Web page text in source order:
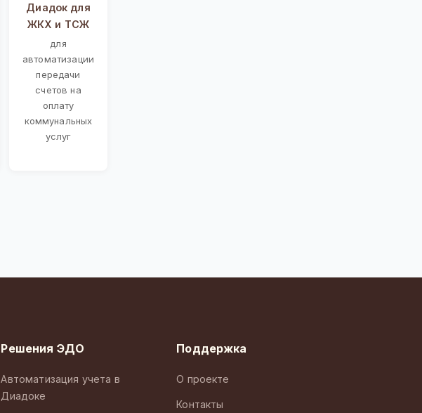
Диадок для
ЖКХ и ТСЖ
для
автоматизации
передачи
счетов на
оплату
коммунальных
услуг
Решения ЭДО
Автоматизация учета в
Диадоке
Поддержка
О проекте
Контакты